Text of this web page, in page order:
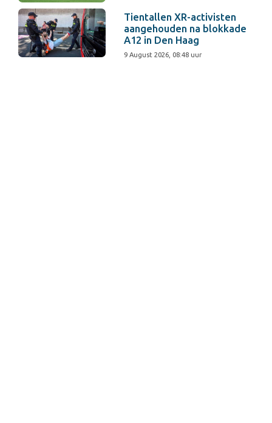
Tientallen XR-activisten
aangehouden na blokkade
A12 in Den Haag
9 August 2026, 08:48 uur